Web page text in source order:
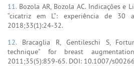
11. Bozola AR, Bozola AC. Indicações e
“cicatriz em L”: experiência de 30
2018;33(1):24-32.
12. Bracaglia R, Gentileschi S,
technique” for breast
2011;35(5):859-65. DOI: 10.1007/